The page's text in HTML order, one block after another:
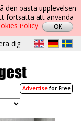
den bästa upplevelsen
fortsätta att använda
Policy
dig
Advertisefor Free